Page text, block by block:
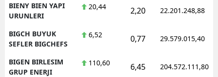
BIENY BIEN YAPI
URUNLERI
20,44 2,20 22.201.248,88
BIGCH BUYUK
SEFLER BIGCHEFS
6,52 0,77 29.579.015,40
BIGEN BIRLESIM
GRUP ENERJI
110,60 6,45 204.572.111,80